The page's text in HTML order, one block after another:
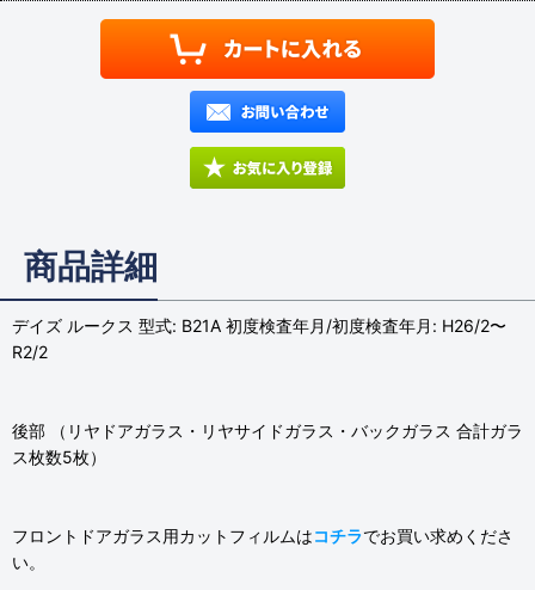
商品詳細
デイズ ルークス 型式: B21A 初度検査年月/初度検査年月: H26/2〜
R2/2
後部 （リヤドアガラス・リヤサイドガラス・バックガラス 合計ガラ
ス枚数5枚）
フロントドアガラス用カットフィルムはコチラでお買い求めくださ
い。